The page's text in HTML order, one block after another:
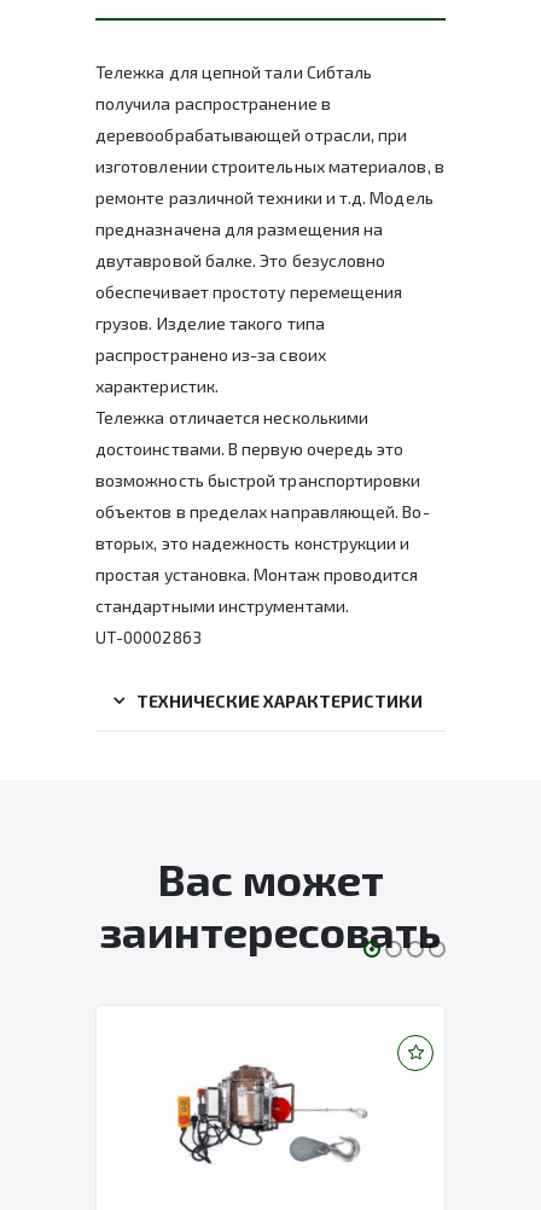
Тележка для цепной тали Сибталь
получила распространение в
деревообрабатывающей отрасли, при
изготовлении строительных материалов, в
ремонте различной техники и т.д. Модель
предназначена для размещения на
двутавровой балке. Это безусловно
обеспечивает простоту перемещения
грузов. Изделие такого типа
распространено из-за своих
характеристик.
Тележка отличается несколькими
достоинствами. В первую очередь это
возможность быстрой транспортировки
объектов в пределах направляющей. Во-
вторых, это надежность конструкции и
простая установка. Монтаж проводится
стандартными инструментами.
UT-00002863
ТЕХНИЧЕСКИЕ ХАРАКТЕРИСТИКИ
Вас может
заинтересовать